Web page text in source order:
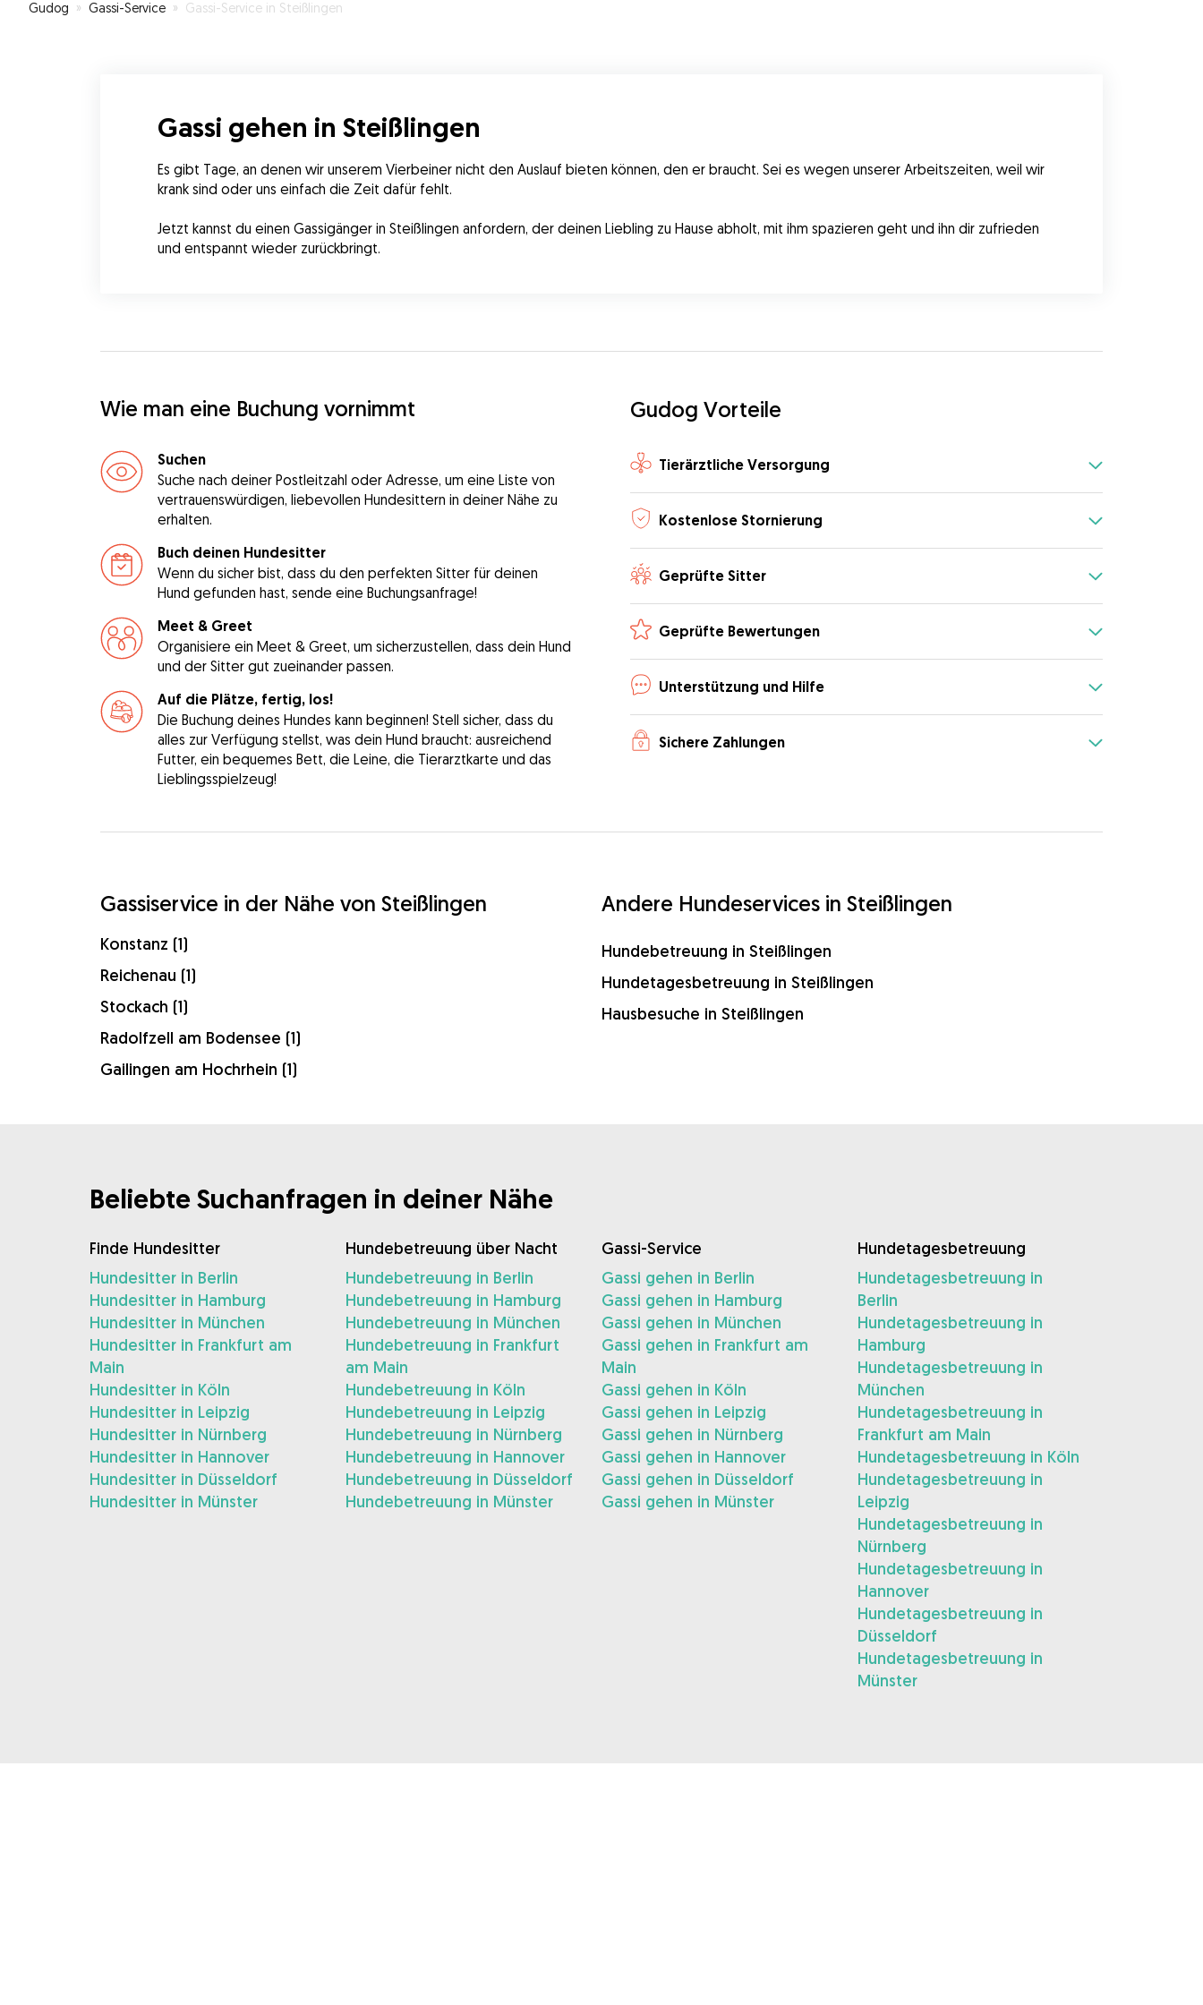
Gudog » Gassi-Service » Gassi-Service in Steißlingen
Gassi gehen in Steißlingen
Es gibt Tage, an denen wir unserem Vierbeiner nicht den Auslauf bieten können, den er braucht. Sei es wegen unserer Arbeitszeiten, weil wir
krank sind oder uns einfach die Zeit dafür fehlt.
Jetzt kannst du einen Gassigänger in Steißlingen anfordern, der deinen Liebling zu Hause abholt, mit ihm spazieren geht und ihn dir zufrieden
und entspannt wieder zurückbringt.
Wie man eine Buchung vornimmt
Suchen
Suche nach deiner Postleitzahl oder Adresse, um eine Liste von
vertrauenswürdigen, liebevollen Hundesittern in deiner Nähe zu
erhalten.
Buch deinen Hundesitter
Wenn du sicher bist, dass du den perfekten Sitter für deinen
Hund gefunden hast, sende eine Buchungsanfrage!
Meet & Greet
Organisiere ein Meet & Greet, um sicherzustellen, dass dein Hund
und der Sitter gut zueinander passen.
Auf die Plätze, fertig, los!
Die Buchung deines Hundes kann beginnen! Stell sicher, dass du
alles zur Verfügung stellst, was dein Hund braucht: ausreichend
Futter, ein bequemes Bett, die Leine, die Tierarztkarte und das
Lieblingsspielzeug!
Gudog Vorteile
Tierärztliche Versorgung
Kostenlose Stornierung
Geprüfte Sitter
Geprüfte Bewertungen
Unterstützung und Hilfe
Sichere Zahlungen
Gassiservice in der Nähe von Steißlingen
Konstanz (1)
Reichenau (1)
Stockach (1)
Radolfzell am Bodensee (1)
Gailingen am Hochrhein (1)
Andere Hundeservices in Steißlingen
Hundebetreuung in Steißlingen
Hundetagesbetreuung in Steißlingen
Hausbesuche in Steißlingen
Beliebte Suchanfragen in deiner Nähe
Finde Hundesitter
Hundesitter in Berlin
Hundesitter in Hamburg
Hundesitter in München
Hundesitter in Frankfurt am
Main
Hundesitter in Köln
Hundesitter in Leipzig
Hundesitter in Nürnberg
Hundesitter in Hannover
Hundesitter in Düsseldorf
Hundesitter in Münster
Hundebetreuung über Nacht
Hundebetreuung in Berlin
Hundebetreuung in Hamburg
Hundebetreuung in München
Hundebetreuung in Frankfurt
am Main
Hundebetreuung in Köln
Hundebetreuung in Leipzig
Hundebetreuung in Nürnberg
Hundebetreuung in Hannover
Hundebetreuung in Düsseldorf
Hundebetreuung in Münster
Gassi-Service
Gassi gehen in Berlin
Gassi gehen in Hamburg
Gassi gehen in München
Gassi gehen in Frankfurt am
Main
Gassi gehen in Köln
Gassi gehen in Leipzig
Gassi gehen in Nürnberg
Gassi gehen in Hannover
Gassi gehen in Düsseldorf
Gassi gehen in Münster
Hundetagesbetreuung
Hundetagesbetreuung in
Berlin
Hundetagesbetreuung in
Hamburg
Hundetagesbetreuung in
München
Hundetagesbetreuung in
Frankfurt am Main
Hundetagesbetreuung in Köln
Hundetagesbetreuung in
Leipzig
Hundetagesbetreuung in
Nürnberg
Hundetagesbetreuung in
Hannover
Hundetagesbetreuung in
Düsseldorf
Hundetagesbetreuung in
Münster